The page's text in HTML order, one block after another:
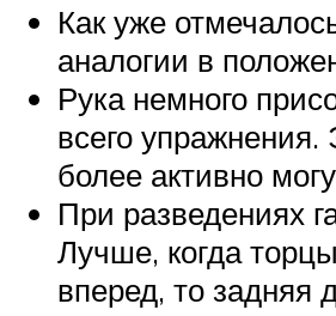
Как уже
аналогии в
Рука немного
всего
более активно
При разведениях
Лучше, когда
вперед, то задняя